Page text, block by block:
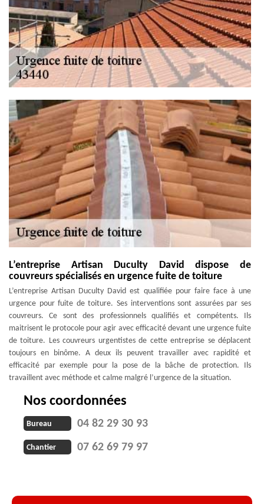
L’entreprise Artisan Duculty David dispose de
couvreurs spécialisés en urgence fuite de toiture
L’entreprise Artisan Duculty David est qualifiée pour faire face à une
urgence pour fuite de toiture. Ses interventions sont assurées par ses
couvreurs. Ce sont des professionnels qualifiés et compétents. Ils
maitrisent le protocole pour agir avec efficacité devant une urgence fuite
de toiture. Les couvreurs urgentistes de cette entreprise se déplacent
toujours en binôme. A deux ils peuvent travailler avec rapidité et
efficacité par exemple pour la pose de la bâche de protection. Ils
travaillent avec méthode et calme malgré l’urgence de la situation.
Nos coordonnées
Bureau 04 82 29 30 93
Chantier 07 62 69 79 97